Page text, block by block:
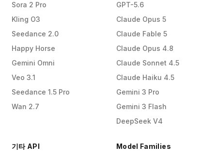
Sora 2 Pro
Kling O3
Seedance 2.0
Happy Horse
Gemini Omni
Veo 3.1
Seedance 1.5 Pro
Wan 2.7
GPT-5.6
Claude Opus 5
Claude Fable 5
Claude Opus 4.8
Claude Sonnet 4.5
Claude Haiku 4.5
Gemini 3 Pro
Gemini 3 Flash
DeepSeek V4
기타 API Model Families